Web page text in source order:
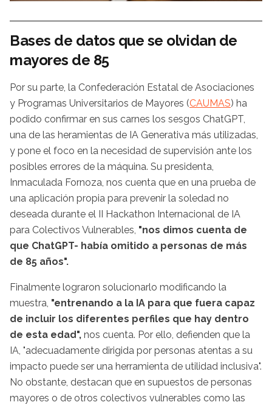
Bases de datos que se olvidan de
mayores de 85
Por su parte, la Confederación Estatal de Asociaciones
y Programas Universitarios de Mayores (CAUMAS) ha
podido confirmar en sus carnes los sesgos ChatGPT,
una de las heramientas de IA Generativa más utilizadas,
y pone el foco en la necesidad de supervisión ante los
posibles errores de la máquina. Su presidenta,
Inmaculada Fornoza, nos cuenta que en una prueba de
una aplicación propia para prevenir la soledad no
deseada durante el II Hackathon Internacional de IA
para Colectivos Vulnerables, "nos dimos cuenta de
que ChatGPT- había omitido a personas de más
de 85 años".
Finalmente lograron solucionarlo modificando la
muestra, "entrenando a la IA para que fuera capaz
de incluir los diferentes perfiles que hay dentro
de esta edad", nos cuenta. Por ello, defienden que la
IA, "adecuadamente dirigida por personas atentas a su
impacto puede ser una herramienta de utilidad inclusiva".
No obstante, destacan que en supuestos de personas
mayores o de otros colectivos vulnerables como las